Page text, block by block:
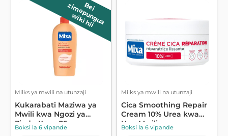
B
e
i
z
im
e
p
u
n
g
u
a
wiki hii
Milks ya mwili na utunzaji
Kukarabati Maziwa ya
Mwili kwa Ngozi ya
Ziada-Kavu 25...
Boksi la 6 vipande
Milks ya mwili na utunzaji
Cica Smoothing Repair
Cream 10% Urea kwa
Uso, Mwili n...
Boksi la 6 vipande